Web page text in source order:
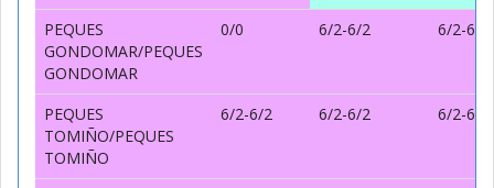
PEQUES
GONDOMAR/PEQUES
GONDOMAR
0/0 6/2-6/2 6/2-6/2
PEQUES
TOMIÑO/PEQUES
TOMIÑO
6/2-6/2 6/2-6/2 6/2-6/2